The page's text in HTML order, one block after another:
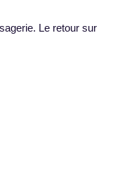
Le retour sur